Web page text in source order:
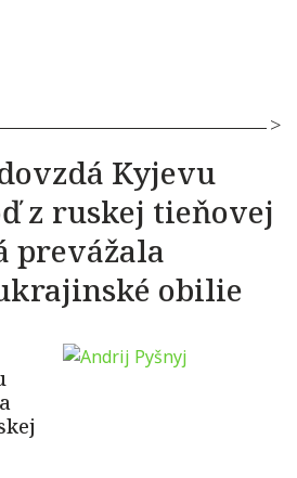
Kyjevu
z ruskej tieňovej
prevážala
obilie